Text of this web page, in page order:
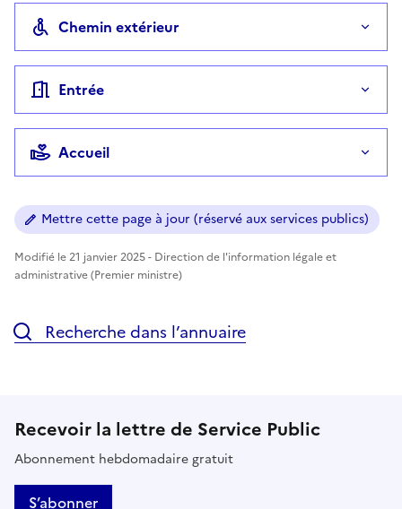
Chemin extérieur
Entrée
Accueil
Mettre cette page à jour (réservé aux services publics)
Modifié le 21 janvier 2025 - Direction de l'information légale et
administrative (Premier ministre)
Recherche dans l’annuaire
Recevoir la lettre de Service Public
Abonnement hebdomadaire gratuit
S’abonner